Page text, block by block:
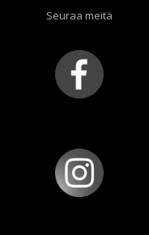
Seuraa meitä